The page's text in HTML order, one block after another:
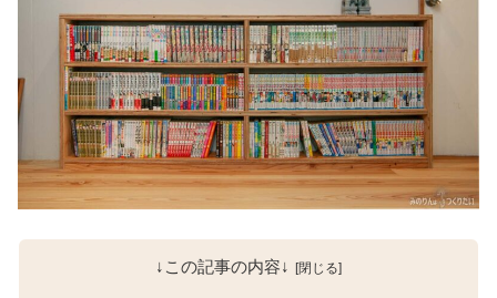
↓この記事の内容↓